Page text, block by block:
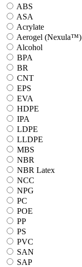
ABS
ASA
Acrylate
Aerogel (Nexula™)
Alcohol
BPA
BR
CNT
EPS
EVA
HDPE
IPA
LDPE
LLDPE
MBS
NBR
NBR Latex
NCC
NPG
PC
POE
PP
PS
PVC
SAN
SAP